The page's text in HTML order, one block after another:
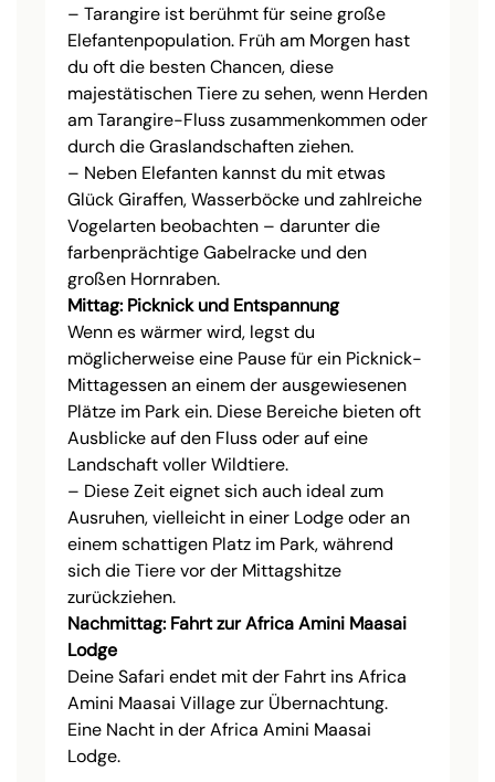
– Tarangire ist berühmt für seine große
Elefantenpopulation. Früh am Morgen hast
du oft die besten Chancen, diese
majestätischen Tiere zu sehen, wenn Herden
am Tarangire-Fluss zusammenkommen oder
durch die Graslandschaften ziehen.
– Neben Elefanten kannst du mit etwas
Glück Giraffen, Wasserböcke und zahlreiche
Vogelarten beobachten – darunter die
farbenprächtige Gabelracke und den
großen Hornraben.
Mittag: Picknick und Entspannung
Wenn es wärmer wird, legst du
möglicherweise eine Pause für ein Picknick-
Mittagessen an einem der ausgewiesenen
Plätze im Park ein. Diese Bereiche bieten oft
Ausblicke auf den Fluss oder auf eine
Landschaft voller Wildtiere.
– Diese Zeit eignet sich auch ideal zum
Ausruhen, vielleicht in einer Lodge oder an
einem schattigen Platz im Park, während
sich die Tiere vor der Mittagshitze
zurückziehen.
Nachmittag: Fahrt zur Africa Amini Maasai
Lodge
Deine Safari endet mit der Fahrt ins Africa
Amini Maasai Village zur Übernachtung.
Eine Nacht in der Africa Amini Maasai
Lodge.